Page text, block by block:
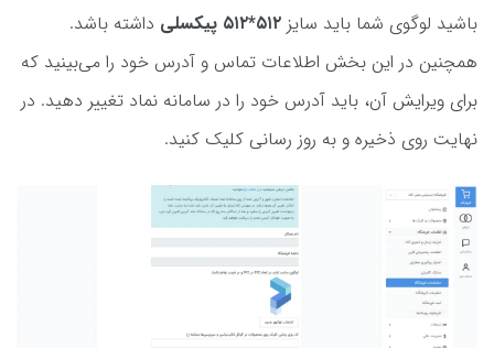
باشید لوگوی شما باید سایز ۵۱۲*۵۱۲ پیکسلی
داشته باشد.
همچنین در این بخش اطلاعات تماس و آدرس خود را می‌بینید که
برای ویرایش آن، باید آدرس خود را در سامانه نماد تغییر دهید. در
نهایت روی ذخیره و به روز رسانی کلیک کنید.